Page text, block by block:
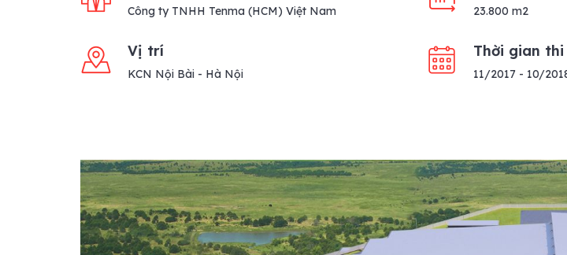
Công ty TNHH Tenma (HCM) Việt Nam 23.800 m2
Vị trí
KCN Nội Bài - Hà Nội
Thời gian
11/2017 - 10/